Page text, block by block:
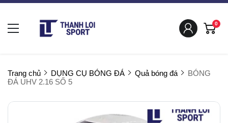
0
Trang chủ DỤNG CỤ BÓNG ĐÁ Quả bóng đá
BÓNG
ĐÁ UHV 2.16 SỐ 5